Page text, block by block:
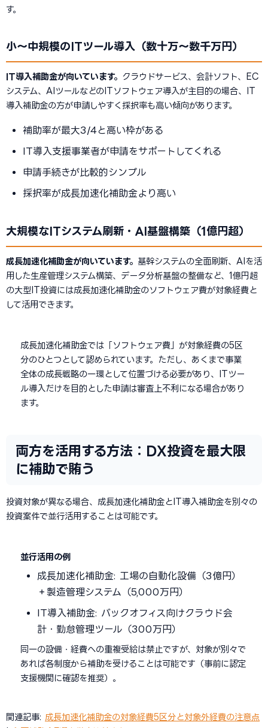
す。
小〜中規模のITツール導入（数十万〜数千万円）
IT導入補助金が向いています。
クラウドサービス、会計ソフト、EC
システム、AIツールなどのITソフトウェア導入が主目的の場合、IT
導入補助金の方が申請しやすく採択率も高い傾向があります。
補助率が最大3/4と高い枠がある
IT導入支援事業者が申請をサポートしてくれる
申請手続きが比較的シンプル
採択率が成長加速化補助金より高い
大規模なITシステム刷新・AI基盤構築（1億円超）
成長加速化補助金が向いています。 基幹システムの全面刷新、AIを活
用した生産管理システム構築、データ分析基盤の整備など、1億円超
の大型IT投資には成長加速化補助金のソフトウェア費が対象経費と
して活用できます。
成長加速化補助金では「ソフトウェア費」が対象経費の5区
分のひとつとして認められています。ただし、あくまで事業
全体の成長戦略の一環として位置づける必要があり、ITツー
ル導入だけを目的とした申請は審査上不利になる場合があり
ます。
両方を活用する方法：DX投資を最大限
に補助で賄う
投資対象が異なる場合、成長加速化補助金とIT導入補助金を別々の
投資案件で並行活用することは可能です。
並行活用の例
成長加速化補助金: 工場の自動化設備（3億円）
＋製造管理システム（5,000万円）
IT導入補助金: バックオフィス向けクラウド会
計・勤怠管理ツール（300万円）
同一の設備・経費への重複受給は禁止ですが、対象が別々で
あれば各制度から補助を受けることは可能です（事前に認定
支援機関に確認を推奨）。
関連記事: 成長加速化補助金の対象経費5区分と対象外経費の注意点